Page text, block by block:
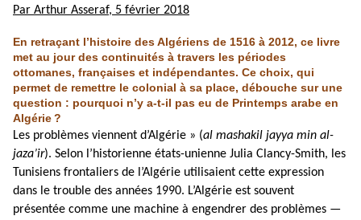
Par Arthur Asseraf, 5 février 2018
En retraçant l’histoire des Algériens de 1516 à 2012, ce livre
met au jour des continuités à travers les périodes
ottomanes, françaises et indépendantes. Ce choix, qui
permet de remettre le colonial à sa place, débouche sur une
question : pourquoi n’y a-t-il pas eu de Printemps arabe en
Algérie?
Les problèmes viennent d’Algérie » (al mashakil jayya min al-
jaza’ir). Selon l’historienne états-unienne Julia Clancy-Smith, les
Tunisiens frontaliers de l’Algérie utilisaient cette expression
dans le trouble des années 1990. L’Algérie est souvent
présentée comme une machine à engendrer des problèmes —